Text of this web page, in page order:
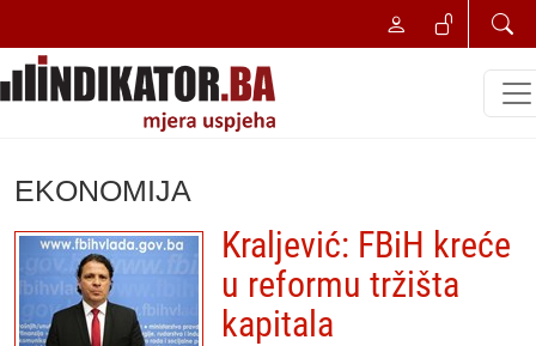
EKONOMIJA
Kraljević: FBiH kreće
u reformu tržišta
kapitala